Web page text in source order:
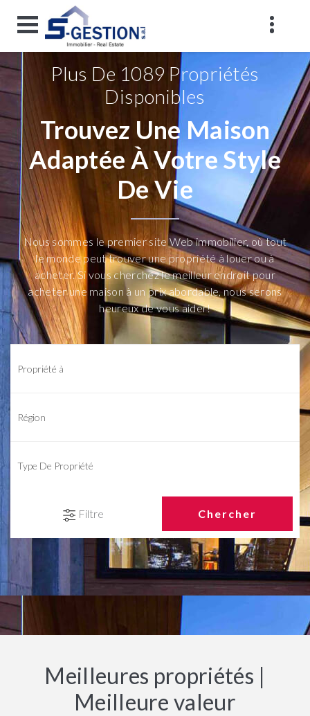
Plus De 1089 Propriétés
Disponibles
Trouvez Une Maison
Adaptée À Votre Style
De Vie
Nous sommes le premier site Web immobilier, où tout
le monde peut trouver une propriété à louer ou à
acheter. Si vous cherchez le meilleur endroit pour
acheter une maison à un prix abordable, nous serons
heureux de vous aider!
Filtre Chercher
Meilleures propriétés |
Meilleure valeur